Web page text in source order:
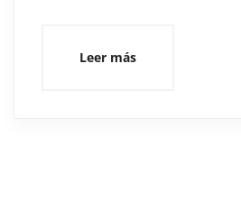
Leer más